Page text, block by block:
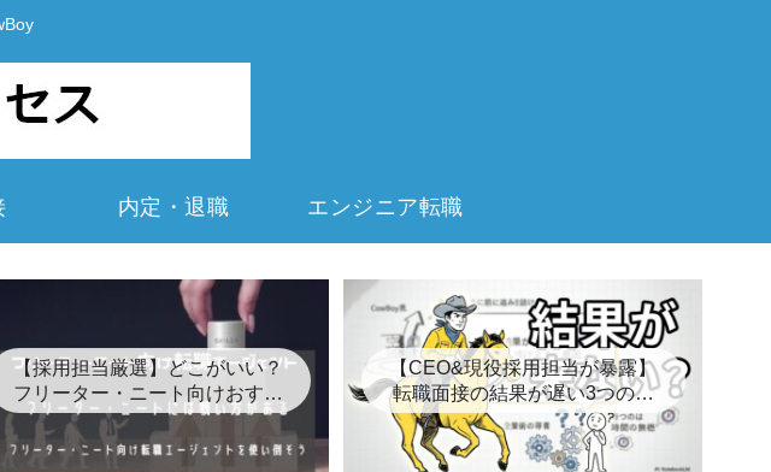
内定・退職 エンジニア転職
【採用担当厳選】どこがいい？
フリーター・ニート向けおすす
め転職エージェント8選
【CEO&現役採用担当が暴露】
転職面接の結果が遅い3つの裏
事情とは？【キープ】